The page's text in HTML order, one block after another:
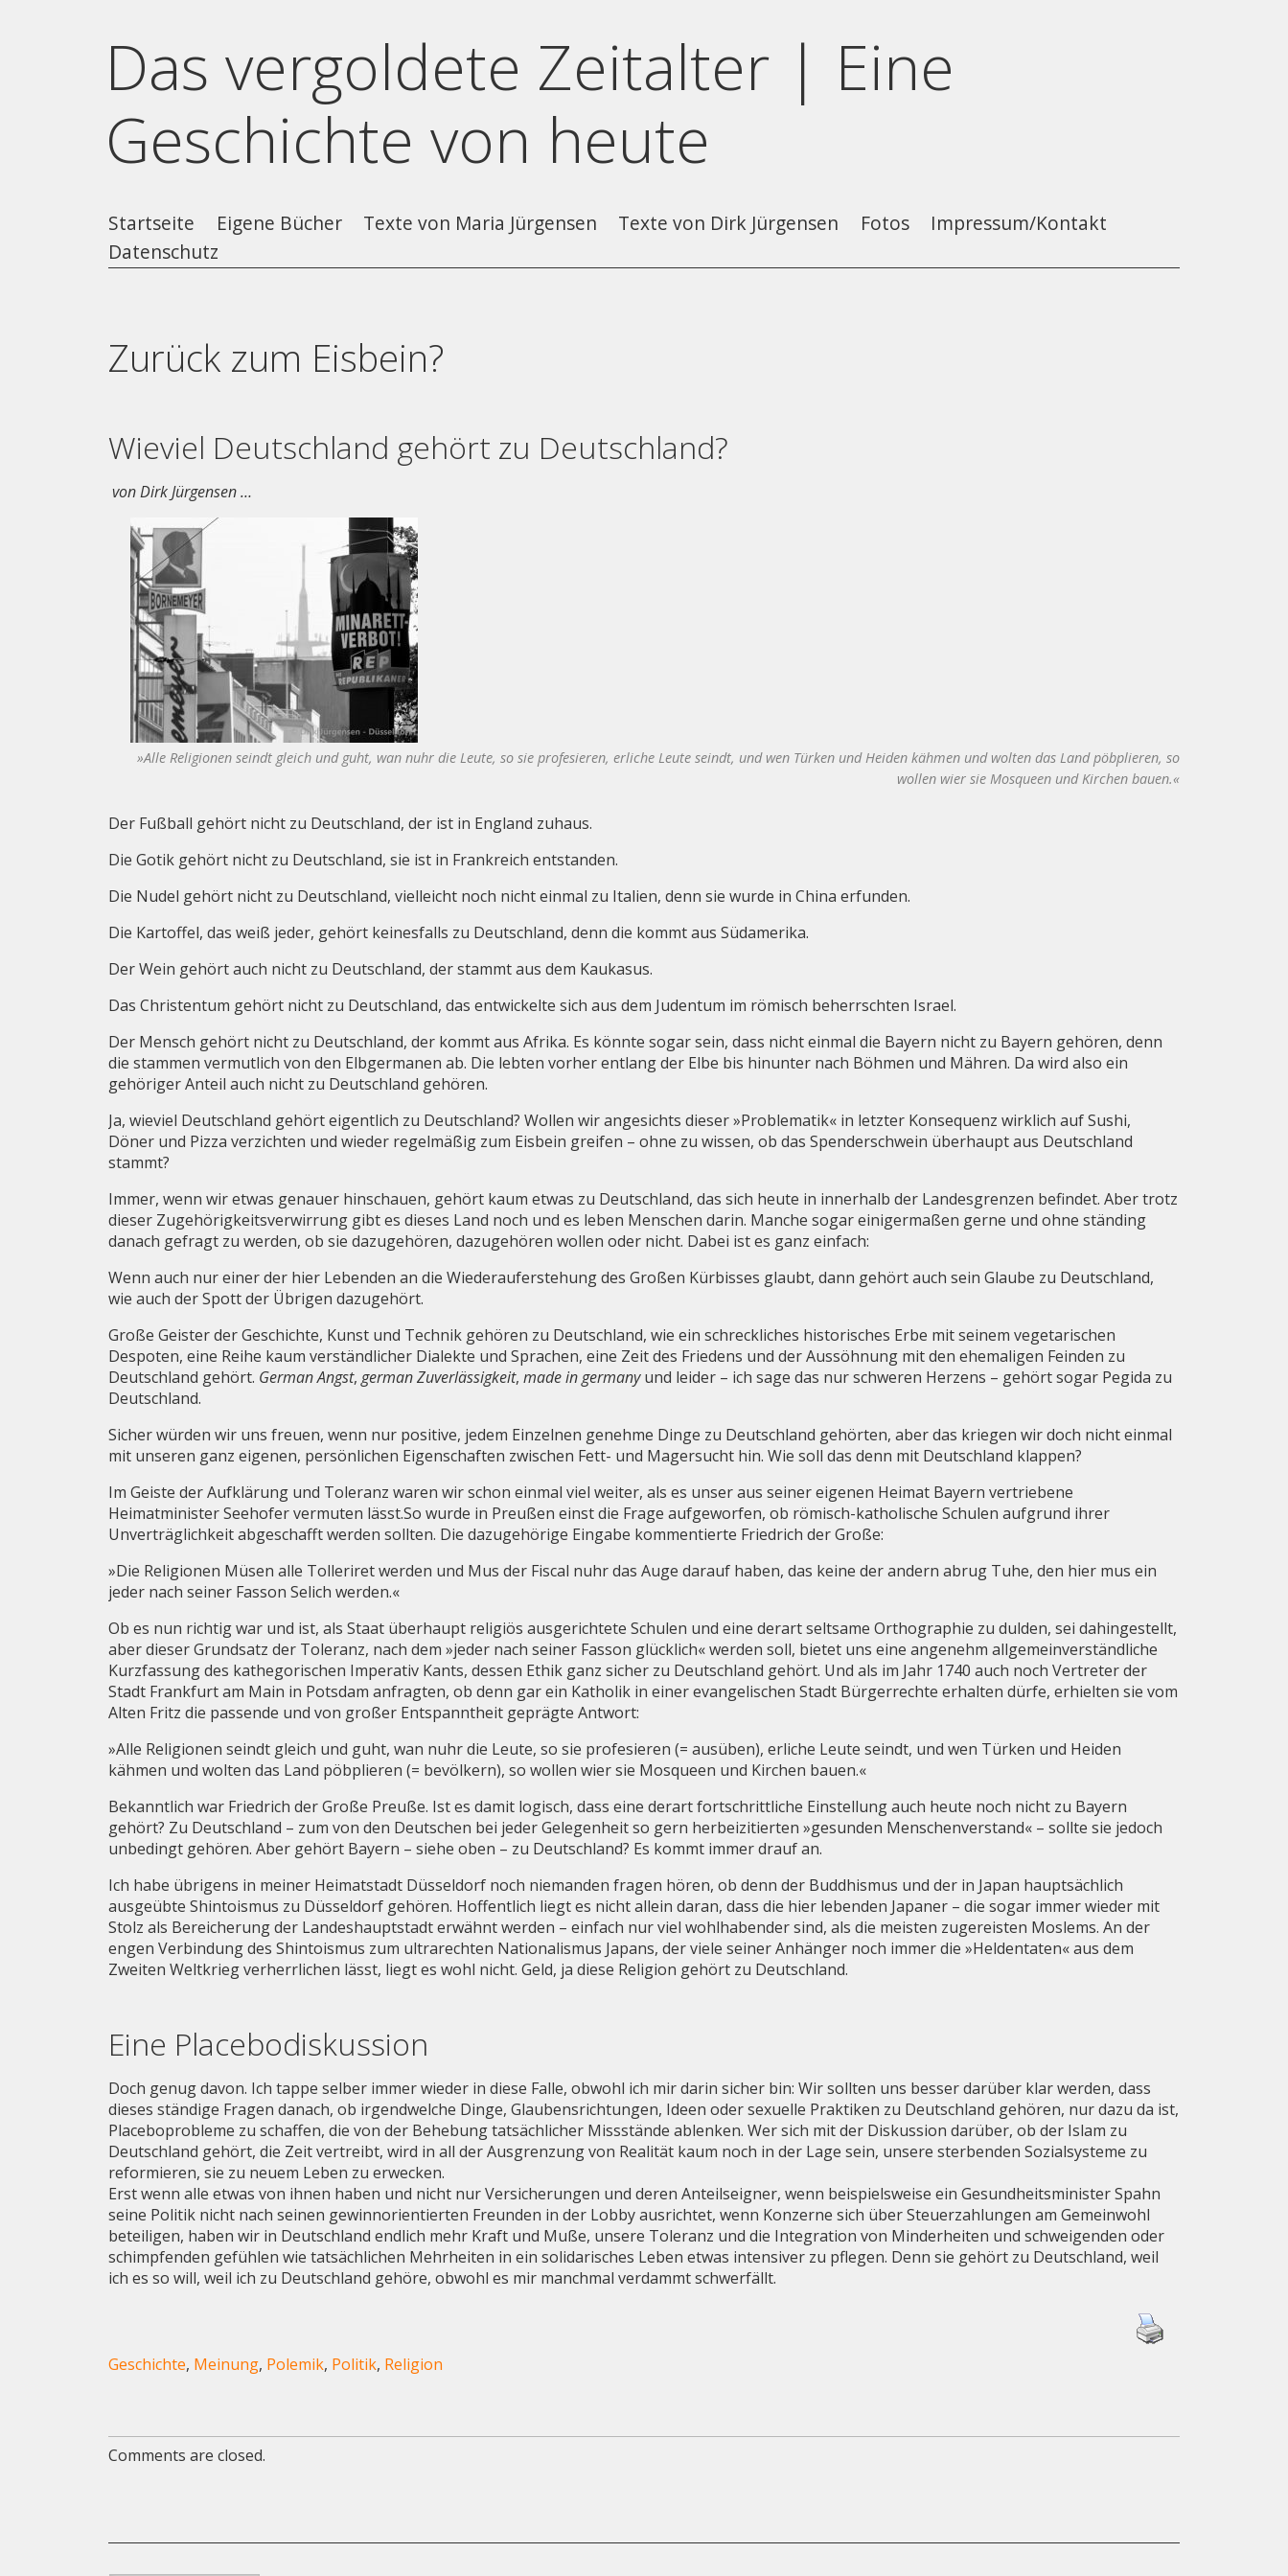
Das vergoldete Zeitalter | Eine
Geschichte von heute
Startseite Eigene Bücher Texte von Maria Jürgensen Texte von Dirk Jürgensen Fotos
Impressum/Kontakt
Datenschutz
Zurück zum Eisbein?
Wieviel Deutschland gehört zu Deutschland?
von Dirk Jürgensen …
»Alle Religionen seindt gleich und guht, wan nuhr die Leute, so sie profesieren, erliche Leute seindt, und wen Türken und Heiden kähmen und wolten das Land pöbplieren, so
wollen wier sie Mosqueen und Kirchen bauen.«
Der Fußball gehört nicht zu Deutschland, der ist in England zuhaus.
Die Gotik gehört nicht zu Deutschland, sie ist in Frankreich entstanden.
Die Nudel gehört nicht zu Deutschland, vielleicht noch nicht einmal zu Italien, denn sie wurde in China erfunden.
Die Kartoffel, das weiß jeder, gehört keinesfalls zu Deutschland, denn die kommt aus Südamerika.
Der Wein gehört auch nicht zu Deutschland, der stammt aus dem Kaukasus.
Das Christentum gehört nicht zu Deutschland, das entwickelte sich aus dem Judentum im römisch beherrschten Israel.
Der Mensch gehört nicht zu Deutschland, der kommt aus Afrika. Es könnte sogar sein, dass nicht einmal die Bayern nicht zu Bayern gehören, denn
die stammen vermutlich von den Elbgermanen ab. Die lebten vorher entlang der Elbe bis hinunter nach Böhmen und Mähren. Da wird also ein
gehöriger Anteil auch nicht zu Deutschland gehören.
Ja, wieviel Deutschland gehört eigentlich zu Deutschland? Wollen wir angesichts dieser »Problematik« in letzter Konsequenz wirklich auf Sushi,
Döner und Pizza verzichten und wieder regelmäßig zum Eisbein greifen – ohne zu wissen, ob das Spenderschwein überhaupt aus Deutschland
stammt?
Immer, wenn wir etwas genauer hinschauen, gehört kaum etwas zu Deutschland, das sich heute in innerhalb der Landesgrenzen befindet. Aber trotz
dieser Zugehörigkeitsverwirrung gibt es dieses Land noch und es leben Menschen darin. Manche sogar einigermaßen gerne und ohne ständing
danach gefragt zu werden, ob sie dazugehören, dazugehören wollen oder nicht. Dabei ist es ganz einfach:
Wenn auch nur einer der hier Lebenden an die Wiederauferstehung des Großen Kürbisses glaubt, dann gehört auch sein Glaube zu Deutschland,
wie auch der Spott der Übrigen dazugehört.
Große Geister der Geschichte, Kunst und Technik gehören zu Deutschland, wie ein schreckliches historisches Erbe mit seinem vegetarischen
Despoten, eine Reihe kaum verständlicher Dialekte und Sprachen, eine Zeit des Friedens und der Aussöhnung mit den ehemaligen Feinden zu
Deutschland gehört. German Angst,german Zuverlässigkeit,made in germanyund leider – ich sage das nur schweren Herzens – gehört sogar Pegida zu
Deutschland.
Sicher würden wir uns freuen, wenn nur positive, jedem Einzelnen genehme Dinge zu Deutschland gehörten, aber das kriegen wir doch nicht einmal
mit unseren ganz eigenen, persönlichen Eigenschaften zwischen Fett- und Magersucht hin. Wie soll das denn mit Deutschland klappen?
Im Geiste der Aufklärung und Toleranz waren wir schon einmal viel weiter, als es unser aus seiner eigenen Heimat Bayern vertriebene
Heimatminister Seehofer vermuten lässt.So wurde in Preußen einst die Frage aufgeworfen, ob römisch-katholische Schulen aufgrund ihrer
Unverträglichkeit abgeschafft werden sollten. Die dazugehörige Eingabe kommentierte Friedrich der Große:
»Die Religionen Müsen alle Tolleriret werden und Mus der Fiscal nuhr das Auge darauf haben, das keine der andern abrug Tuhe, den hier mus ein
jeder nach seiner Fasson Selich werden.«
Ob es nun richtig war und ist, als Staat überhaupt religiös ausgerichtete Schulen und eine derart seltsame Orthographie zu dulden, sei dahingestellt,
aber dieser Grundsatz der Toleranz, nach dem »jeder nach seiner Fasson glücklich« werden soll, bietet uns eine angenehm allgemeinverständliche
Kurzfassung des kathegorischen Imperativ Kants, dessen Ethik ganz sicher zu Deutschland gehört. Und als im Jahr 1740 auch noch Vertreter der
Stadt Frankfurt am Main in Potsdam anfragten, ob denn gar ein Katholik in einer evangelischen Stadt Bürgerrechte erhalten dürfe, erhielten sie vom
Alten Fritz die passende und von großer Entspanntheit geprägte Antwort:
»Alle Religionen seindt gleich und guht, wan nuhr die Leute, so sie profesieren (= ausüben), erliche Leute seindt, und wen Türken und Heiden
kähmen und wolten das Land pöbplieren (= bevölkern), so wollen wier sie Mosqueen und Kirchen bauen.«
Bekanntlich war Friedrich der Große Preuße. Ist es damit logisch, dass eine derart fortschrittliche Einstellung auch heute noch nicht zu Bayern
gehört? Zu Deutschland – zum von den Deutschen bei jeder Gelegenheit so gern herbeizitierten »gesunden Menschenverstand« – sollte sie jedoch
unbedingt gehören. Aber gehört Bayern – siehe oben – zu Deutschland? Es kommt immer drauf an.
Ich habe übrigens in meiner Heimatstadt Düsseldorf noch niemanden fragen hören, ob denn der Buddhismus und der in Japan hauptsächlich
ausgeübte Shintoismus zu Düsseldorf gehören. Hoffentlich liegt es nicht allein daran, dass die hier lebenden Japaner – die sogar immer wieder mit
Stolz als Bereicherung der Landeshauptstadt erwähnt werden – einfach nur viel wohlhabender sind, als die meisten zugereisten Moslems. An der
engen Verbindung des Shintoismus zum ultrarechten Nationalismus Japans, der viele seiner Anhänger noch immer die »Heldentaten« aus dem
Zweiten Weltkrieg verherrlichen lässt, liegt es wohl nicht. Geld, ja diese Religion gehört zu Deutschland.
Eine Placebodiskussion
Doch genug davon. Ich tappe selber immer wieder in diese Falle, obwohl ich mir darin sicher bin: Wir sollten uns besser darüber klar werden, dass
dieses ständige Fragen danach, ob irgendwelche Dinge, Glaubensrichtungen, Ideen oder sexuelle Praktiken zu Deutschland gehören, nur dazu da ist,
Placeboprobleme zu schaffen, die von der Behebung tatsächlicher Missstände ablenken. Wer sich mit der Diskussion darüber, ob der Islam zu
Deutschland gehört, die Zeit vertreibt, wird in all der Ausgrenzung von Realität kaum noch in der Lage sein, unsere sterbenden Sozialsysteme zu
reformieren, sie zu neuem Leben zu erwecken.
Erst wenn alle etwas von ihnen haben und nicht nur Versicherungen und deren Anteilseigner, wenn beispielsweise ein Gesundheitsminister Spahn
seine Politik nicht nach seinen gewinnorientierten Freunden in der Lobby ausrichtet, wenn Konzerne sich über Steuerzahlungen am Gemeinwohl
beteiligen, haben wir in Deutschland endlich mehr Kraft und Muße, unsere Toleranz und die Integration von Minderheiten und schweigenden oder
schimpfenden gefühlen wie tatsächlichen Mehrheiten in ein solidarisches Leben etwas intensiver zu pflegen. Denn sie gehört zu Deutschland, weil
ich es so will, weil ich zu Deutschland gehöre, obwohl es mir manchmal verdammt schwerfällt.
Geschichte, Meinung, Polemik, Politik, Religion
Comments are closed.